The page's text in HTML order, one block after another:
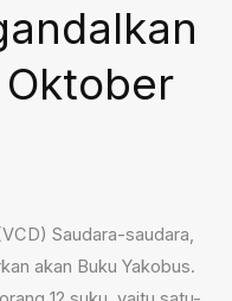
Oktober
Saudara-saudara,
akan Buku Yakobus.